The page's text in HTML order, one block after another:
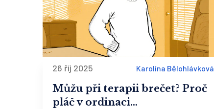
26 říj 2025 Karolína Bělohlávková
Můžu při terapii brečet? Proč
pláč v ordinaci